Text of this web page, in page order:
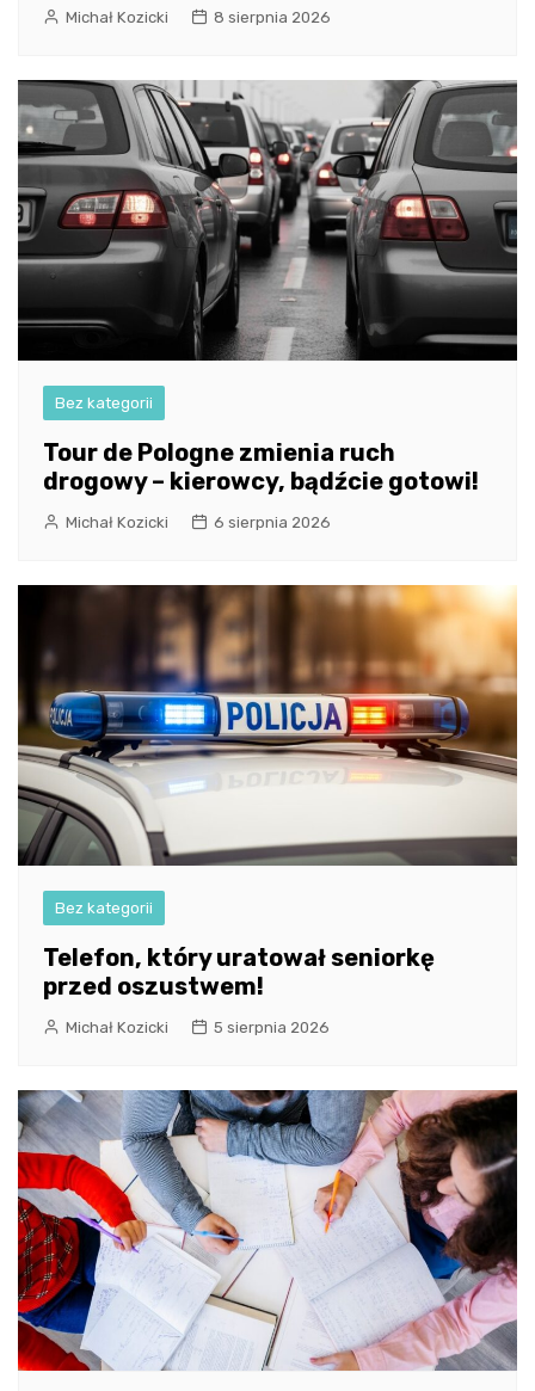
Michał Kozicki 8 sierpnia 2026
Bez kategorii
Tour de Pologne zmienia ruch
drogowy – kierowcy, bądźcie gotowi!
Michał Kozicki 6 sierpnia 2026
Bez kategorii
Telefon, który uratował seniorkę
przed oszustwem!
Michał Kozicki 5 sierpnia 2026